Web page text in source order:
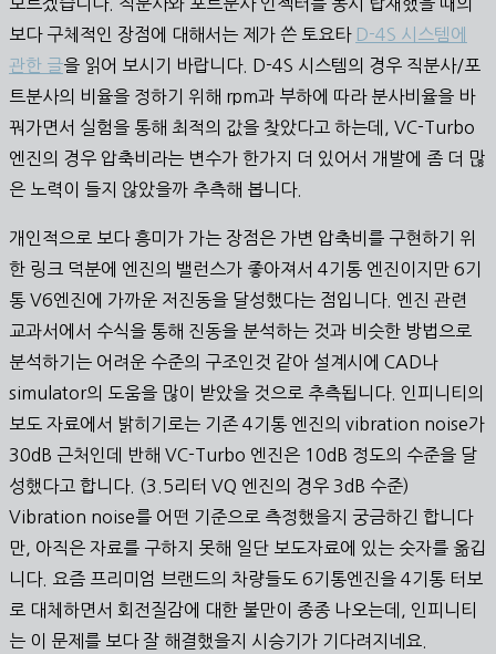
보다 구체적인 장점에 대해서는 제가 쓴 토요타 D-4S 시스템에
관한 글을 읽어 보시기 바랍니다. D-4S 시스템의 경우 직분사/포
트분사의 비율을 정하기 위해 rpm과 부하에 따라 분사비율을 바
꿔가면서 실험을 통해 최적의 값을 찾았다고 하는데, VC-Turbo
엔진의 경우 압축비라는 변수가 한가지 더 있어서 개발에 좀 더 많
은 노력이 들지 않았을까 추측해 봅니다.
개인적으로 보다 흥미가 가는 장점은 가변 압축비를 구현하기 위
한 링크 덕분에 엔진의 밸런스가 좋아져서 4기통 엔진이지만 6기
통 V6엔진에 가까운 저진동을 달성했다는 점입니다. 엔진 관련
교과서에서 수식을 통해 진동을 분석하는 것과 비슷한 방법으로
분석하기는 어려운 수준의 구조인것 같아 설계시에 CAD나
simulator의 도움을 많이 받았을 것으로 추측됩니다. 인피니티의
보도 자료에서 밝히기로는 기존 4기통 엔진의 vibration noise가
30dB 근처인데 반해 VC-Turbo 엔진은 10dB 정도의 수준을 달
성했다고 합니다. (3.5리터 VQ 엔진의 경우 3dB 수준)
Vibration noise를 어떤 기준으로 측정했을지 궁금하긴 합니다
만, 아직은 자료를 구하지 못해 일단 보도자료에 있는 숫자를 옮깁
니다. 요즘 프리미엄 브랜드의 차량들도 6기통엔진을 4기통 터보
로 대체하면서 회전질감에 대한 불만이 종종 나오는데, 인피니티
는 이 문제를 보다 잘 해결했을지 시승기가 기다려지네요.